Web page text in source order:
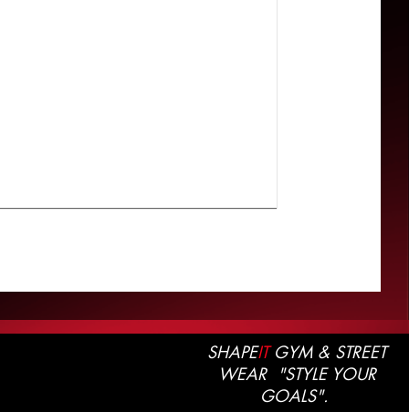
SHAPEITGYM & STREET
WEAR "STYLE YOUR
GOALS".